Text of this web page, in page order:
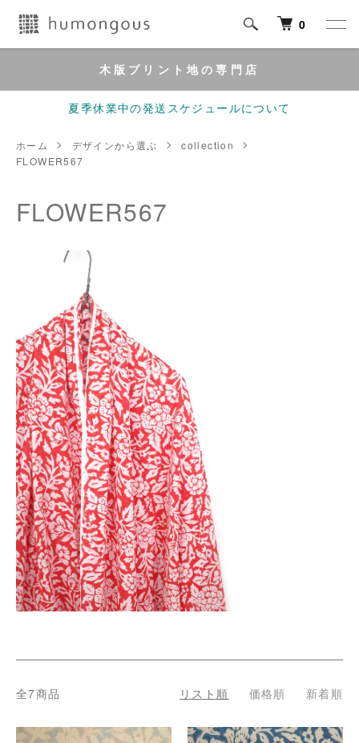
0
木版プリント地の専門店
夏季休業中の発送スケジュールについて
ホーム デザインから選ぶ
collection
FLOWER567
FLOWER567
全7商品 リスト順 価格順 新着順